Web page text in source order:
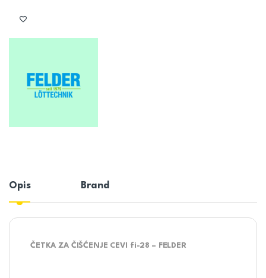
Opis Brand
ČETKA ZA ČIŠĆENJE CEVI fi-28 – FELDER